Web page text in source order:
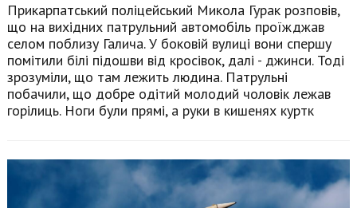
Прикарпатський поліцейський Микола Гурак розповів,
що на вихідних патрульний автомобіль проїжджав
селом поблизу Галича. У боковій вулиці вони спершу
помітили білі підошви від кросівок, далі - джинси. Тоді
зрозуміли, що там лежить людина. Патрульні
побачили, що добре одітий молодий чоловік лежав
горілиць. Ноги були прямі, а руки в кишенях куртк